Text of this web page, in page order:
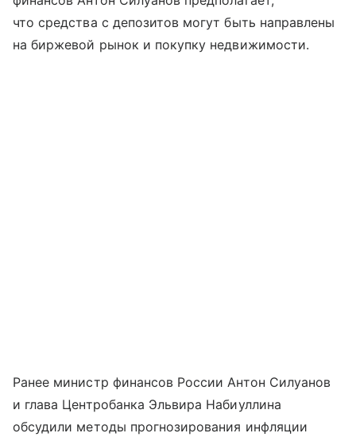
что средства с депозитов могут быть направлены
на биржевой рынок и покупку недвижимости.
Ранее министр финансов России Антон Силуанов
и глава Центробанка Эльвира Набиуллина
обсудили методы прогнозирования инфляции